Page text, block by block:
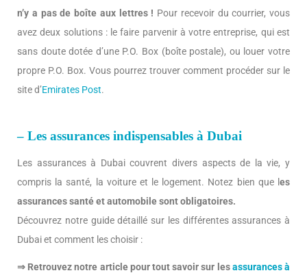
n’y a pas de boîte aux lettres ! Pour recevoir du courrier, vous
avez deux solutions : le faire parvenir à votre entreprise, qui est
sans doute dotée d’une P.O. Box (boîte postale), ou louer votre
propre P.O. Box. Vous pourrez trouver comment procéder sur le
site d’Emirates Post.
– Les assurances indispensables à Dubai
Les assurances à Dubai couvrent divers aspects de la vie, y
compris la santé, la voiture et le logement. Notez bien que l es
assurances santé et automobile sont obligatoires.
Découvrez notre guide détaillé sur les différentes assurances à
Dubai et comment les choisir :
⇒ Retrouvez notre article pour tout savoir sur lesassurances à